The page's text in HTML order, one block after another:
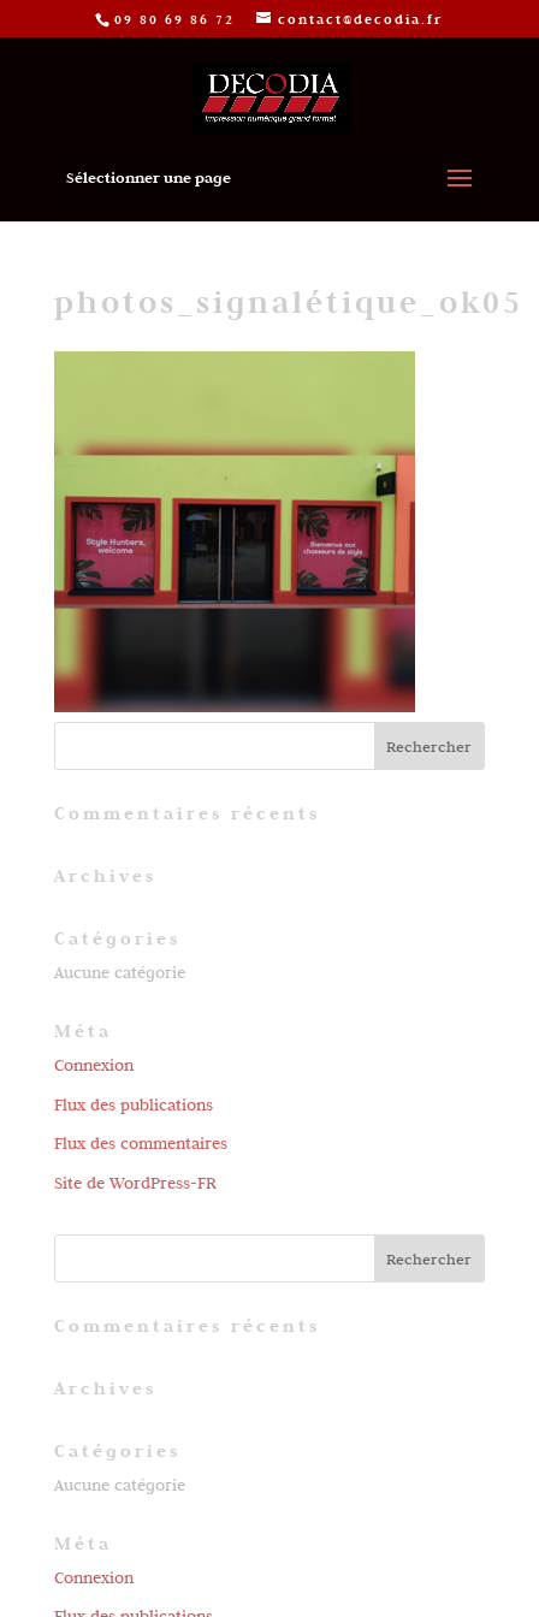
09 80 69 86 72 contact@decodia.fr
Sélectionner une page
photos_signalétique_ok05
Commentaires récents
Archives
Catégories
Aucune catégorie
Méta
Connexion
Flux des publications
Flux des commentaires
Site de WordPress-FR
Commentaires récents
Archives
Catégories
Aucune catégorie
Méta
Connexion